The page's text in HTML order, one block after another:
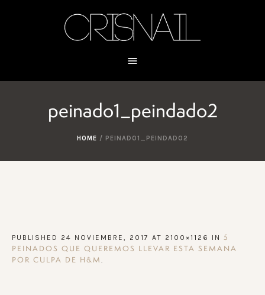
peinado1_peindado2
HOME / PEINADO1_PEINDADO2
PUBLISHED 24 NOVIEMBRE, 2017 AT 2100×1126 IN 5
PEINADOS QUE QUEREMOS LLEVAR ESTA SEMANA
POR CULPA DE H&M .